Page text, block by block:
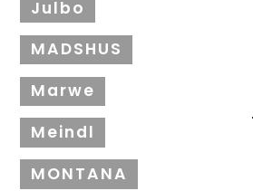
Julbo
MADSHUS
Marwe
Meindl
MONTANA